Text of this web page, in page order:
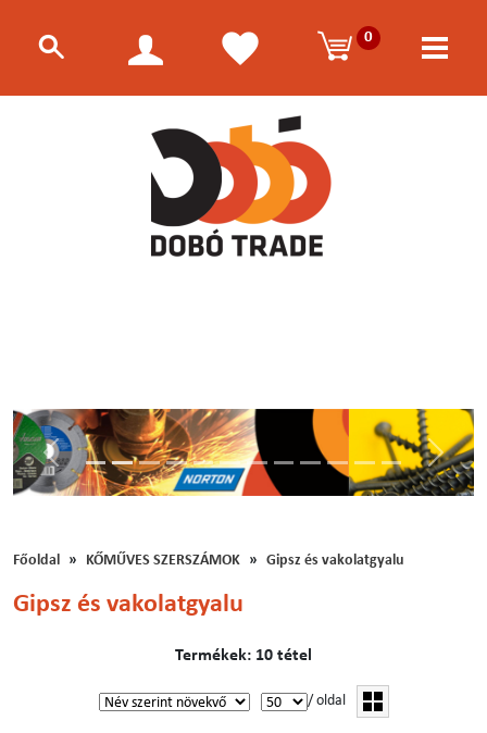
0
Előző
Főoldal KŐMŰVES SZERSZÁMOK Gipsz és vakolatgyalu
Gipsz és vakolatgyalu
Termékek: 10 tétel
/ oldal